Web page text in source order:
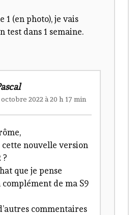
1 (en photo), je vais
test dans 1 semaine.
octobre 2022 à 20 h 17 min
cette nouvelle version
?
que je pense
de ma S9
commentaires